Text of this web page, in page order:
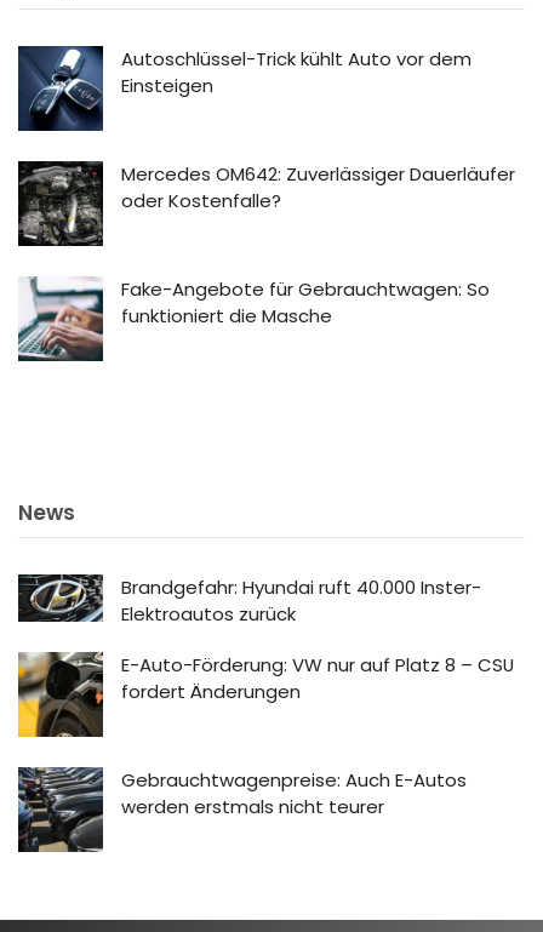
Autoschlüssel-Trick kühlt Auto vor dem
Einsteigen
Mercedes OM642: Zuverlässiger Dauerläufer
oder Kostenfalle?
Fake-Angebote für Gebrauchtwagen: So
funktioniert die Masche
News
Brandgefahr: Hyundai ruft 40.000 Inster-
Elektroautos zurück
E-Auto-Förderung: VW nur auf Platz 8 – CSU
fordert Änderungen
Gebrauchtwagenpreise: Auch E-Autos
werden erstmals nicht teurer